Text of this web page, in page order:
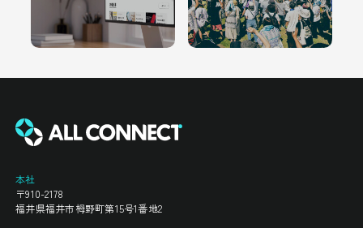
本社
〒910-2178
福井県福井市栂野町第15号1番地2